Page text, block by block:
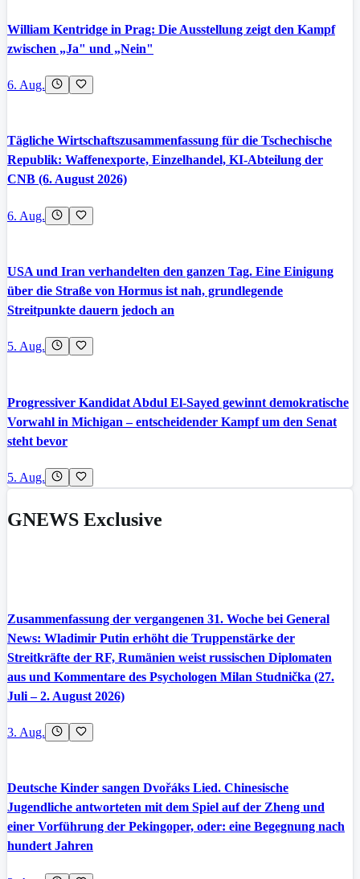
William Kentridge in Prag: Die Ausstellung zeigt den Kampf
zwischen „Ja" und „Nein"
6. Aug.
Tägliche Wirtschaftszusammenfassung für die Tschechische
Republik: Waffenexporte, Einzelhandel, KI-Abteilung der
CNB (6. August 2026)
6. Aug.
USA und Iran verhandelten den ganzen Tag. Eine Einigung
über die Straße von Hormus ist nah, grundlegende
Streitpunkte dauern jedoch an
5. Aug.
Progressiver Kandidat Abdul El-Sayed gewinnt demokratische
Vorwahl in Michigan – entscheidender Kampf um den Senat
steht bevor
5. Aug.
GNEWS Exclusive
Zusammenfassung der vergangenen 31. Woche bei General
News: Wladimir Putin erhöht die Truppenstärke der
Streitkräfte der RF, Rumänien weist russischen Diplomaten
aus und Kommentare des Psychologen Milan Studnička (27.
Juli – 2. August 2026)
3. Aug.
Deutsche Kinder sangen Dvořáks Lied. Chinesische
Jugendliche antworteten mit dem Spiel auf der Zheng und
einer Vorführung der Pekingoper, oder: eine Begegnung nach
hundert Jahren